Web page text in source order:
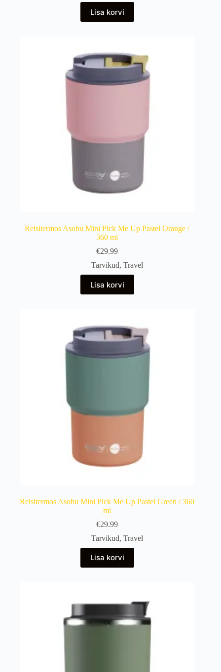
Lisa korvi
Reisitermos Asobu Mini Pick Me Up Pastel Orange /
360 ml
€29.99
Tarvikud, Travel
Lisa korvi
Reisitermos Asobu Mini Pick Me Up Pastel Green / 360
ml
€29.99
Tarvikud, Travel
Lisa korvi